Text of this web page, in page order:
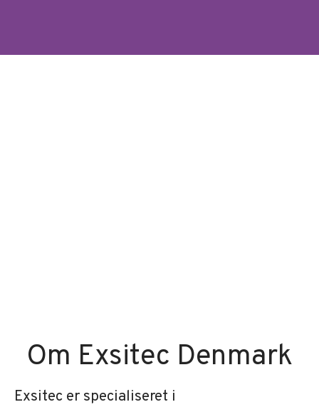
Om Exsitec Denmark
Exsitec er specialiseret i